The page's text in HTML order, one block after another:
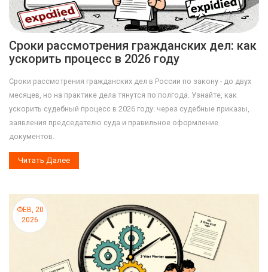
Сроки рассмотрения гражданских дел: как
ускорить процесс в 2026 году
Сроки рассмотрения гражданских дел в России по закону - до двух
месяцев, но на практике дела тянутся по полгода. Узнайте, как
ускорить судебный процесс в 2026 году: через судебные приказы,
заявления председателю суда и правильное оформление
документов.
Читать Далее
ФЕВ, 20
2026